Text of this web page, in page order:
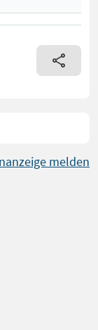
melden